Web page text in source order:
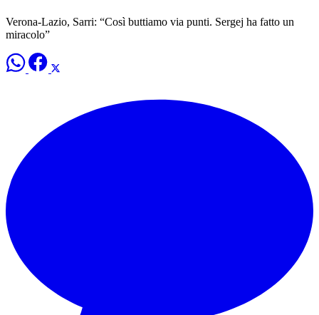
Verona-Lazio, Sarri: “Così buttiamo via punti. Sergej ha fatto un
miracolo”